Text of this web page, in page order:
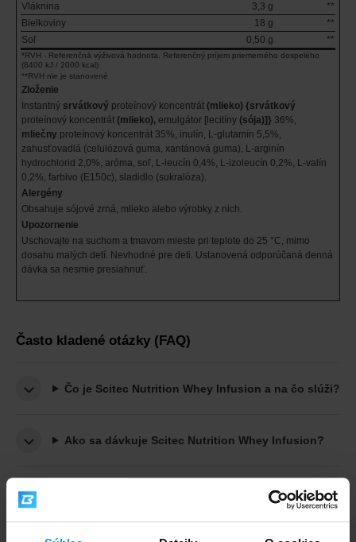
Vláknina
3,3 g
**
Bielkoviny
18 g
**
Soľ
0,50 g **
*RVH - Referenčná výživová hodnota. Referenčný príjem priemerného dospelého
(8400 kJ / 2000 kcal)
**RVH nie je stanovené
Zloženie
Instantný srvátkový proteínový koncentrát (mlieko) {srvátkový
proteínový koncentrát (mlieko), emulgátor [lecitíny (sója)]} 36%,
mliečny proteínový koncentrát 35%, inulín, L-glutamín 5,5%,
zahusťovadlá (celulózová guma, xantánová guma), L-arginín
hydrochlorid 2,0%, aróma, soľ, L-leucín 0,4%, L-izoleucín 0,2%, L-valín
0,2%, farbivo (E150c), sladidlo (sukralóza).
Alergény
Obsahuje sójové zrná, mlieko alebo výrobky z nich.
Upozornenie
Uschovajte na suchom a tmavom mieste pri teplote do 25 °C, mimo
dosahu malých detí. Nevhodné pre deti. Ustanovená odporúčaná denná
dávka sa nesmie presiahnuť.
Často kladené otázky (FAQ)
Čo je Scitec Nutrition Whey Infusion a na čo slúži?
Ako sa dávkuje Scitec Nutrition Whey Infusion?